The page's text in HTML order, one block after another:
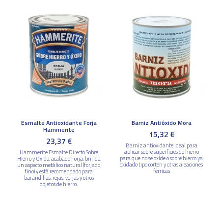
Esmalte Antioxidante Forja
Hammerite
23,37 €
Hammerite Esmalte Directo Sobre
Hierro y Óxido, acabado Forja, brinda
un aspecto metálico natural (forjado
fino) y está recomendado para
barandillas, rejas, verjas y otros
objetos de hierro.
Barniz Antióxido Mora
15,32 €
Barniz antioxidante ideal para
aplicar sobre superficies de hierro
para que no se oxide o sobre hierro ya
oxidado tipo corten y otras aleaciones
férricas